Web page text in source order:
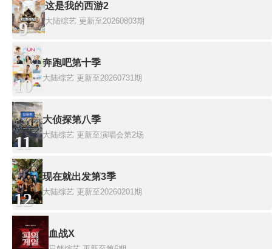
9
这是我的西游2
大陆综艺 更新至20260803期
10
奔跑吧第十季
大陆综艺 更新至20260731期
11
大侦探第八季
大陆综艺 更新至演唱会第2场
12
现在就出发第3季
大陆综艺 更新至20260201期
血战X